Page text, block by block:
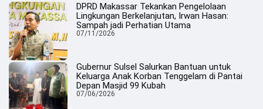
DPRD Makassar Tekankan Pengelolaan
Lingkungan Berkelanjutan, Irwan Hasan:
Sampah jadi Perhatian Utama
07/11/2026
Gubernur Sulsel Salurkan Bantuan untuk
Keluarga Anak Korban Tenggelam di Pantai
Depan Masjid 99 Kubah
07/06/2026